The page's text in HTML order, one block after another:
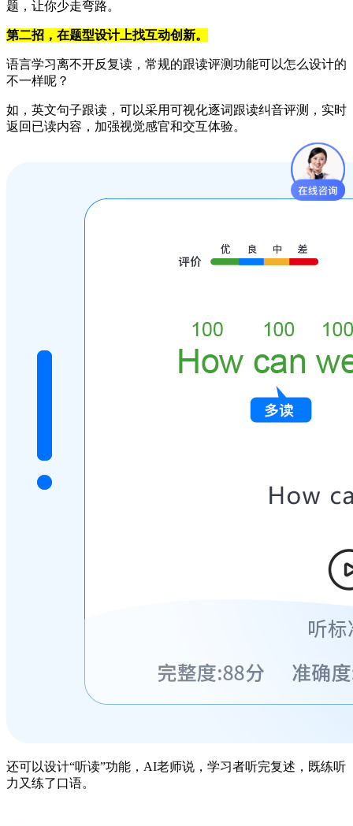
题，让你少走弯路。
第二招，在题型设计上找互动创新。
语言学习离不开反复读，常规的跟读评测功能可以怎么设计的
不一样呢？
如，英文句子跟读，可以采用可视化逐词跟读纠音评测，实时
返回已读内容，加强视觉感官和交互体验。
还可以设计“听读”功能，AI老师说，学习者听完复述，既练听
力又练了口语。